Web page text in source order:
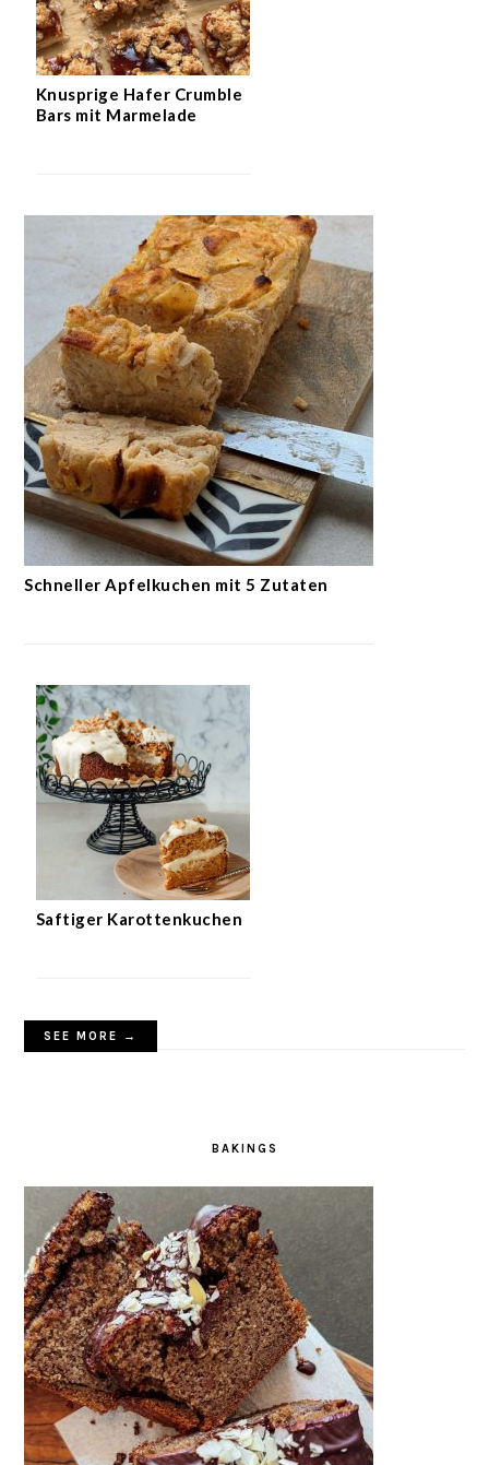
Knusprige Hafer Crumble
Bars mit Marmelade
Schneller Apfelkuchen mit 5 Zutaten
Saftiger Karottenkuchen
SEE MORE →
BAKINGS